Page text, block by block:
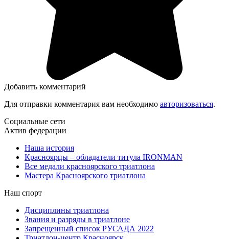
Добавить комментарий
Для отправки комментария вам необходимо авторизоваться.
Социальные сети
Актив федерации
Наша история
Красноярцы – обладатели титула IRONMAN
Все медали красноярского триатлона
Мастера Красноярского триатлона
Наш спорт
Дисциплины триатлона
Звания и разряды в триатлоне
Запрещенный список РУСАДА 2022